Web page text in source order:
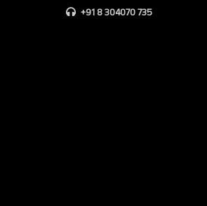
+91 8 304070 735